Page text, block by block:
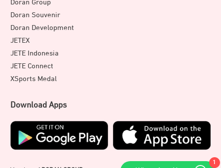
Doran Group
Doran Souvenir
Doran Development
JETEX
JETE Indonesia
JETE Connect
XSports Medal
Download Apps
1